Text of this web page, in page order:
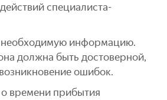
специалиста-
необходимую информацию.
должна быть достоверной,
ошибок.
времени прибытия